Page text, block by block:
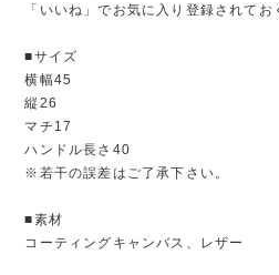
「いいね」でお気に入り登録されて
■サイズ
横幅45
縦26
マチ17
ハンドル長さ40
※若干の誤差はご了承下さい。
■素材
コーティングキャンバス、レザー